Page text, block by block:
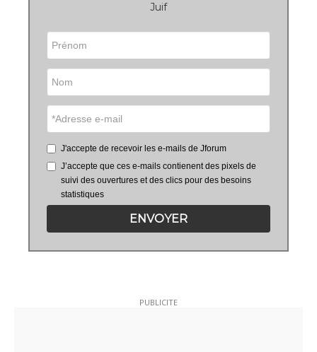
Juif
J'accepte de recevoir les e-mails de Jforum
J’accepte que ces e-mails contienent des pixels de
suivi des ouvertures et des clics pour des besoins
statistiques
ENVOYER